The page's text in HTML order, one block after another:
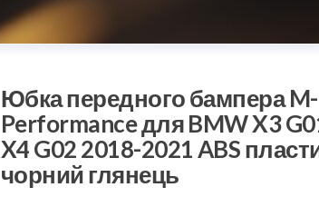
Юбка передного бампера M-
Performance для BMW X3
X4 G02 2018-2021 ABS
чорний глянець